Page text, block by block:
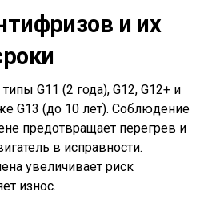
и их
G11 (2 года), G12, G12+ и
G13 (до 10 лет). Соблюдение
предотвращает перегрев и
в исправности.
увеличивает риск
износ.